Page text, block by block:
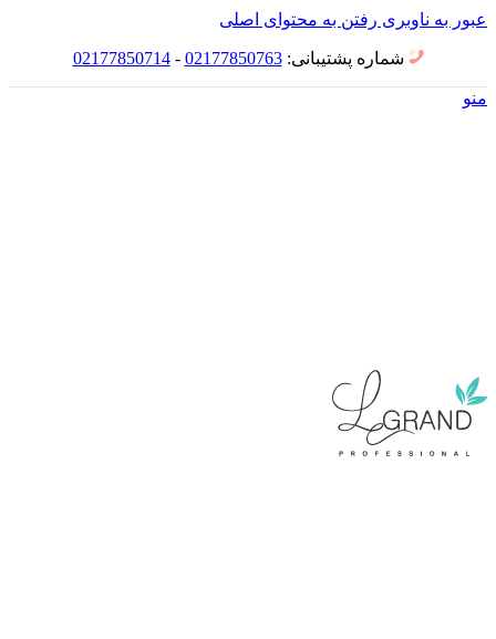
عبور به ناوبری رفتن به محتوای اصلی
شماره پشتیبانی:02177850763
-
02177850714
منو